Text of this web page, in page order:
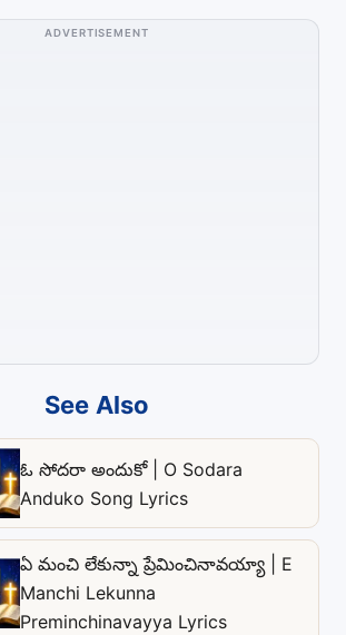
ADVERTISEMENT
See Also
ఓ సోదరా అందుకో | O Sodara
Anduko Song Lyrics
ఏ మంచి లేకున్నా ప్రేమించినావయ్యా | E
Manchi Lekunna
Preminchinavayya Lyrics